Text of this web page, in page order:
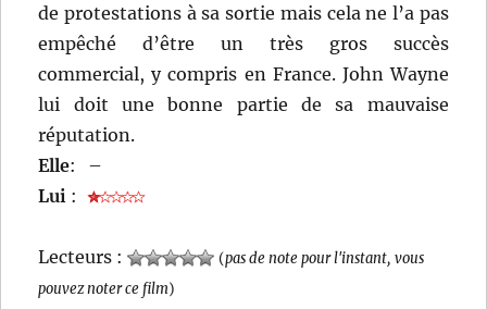
de protestations à sa sortie mais cela ne l’a pas
empêché d’être un très gros succès
commercial, y compris en France. John Wayne
lui doit une bonne partie de sa mauvaise
réputation.
Elle:
–
Lui :
Lecteurs : (pas de note pour l'instant, vous
pouvez noter ce film)